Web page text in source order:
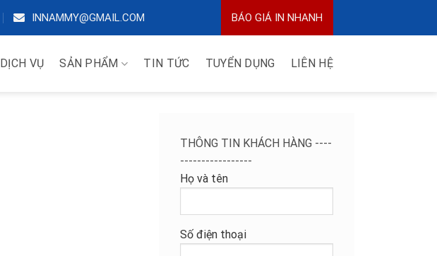
INNAMMY@GMAIL.COM BÁO GIÁ IN NHANH
DỊCH VỤ SẢN PHẨM TIN TỨC TUYỂN DỤNG LIÊN HỆ
THÔNG TIN KHÁCH HÀNG ----
-----------------
Họ và tên
Số điện thoại